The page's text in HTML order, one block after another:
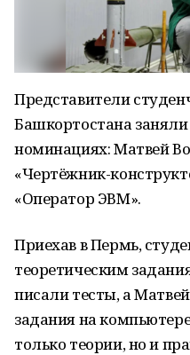
Представители
Башкортостана заняли
номинациях: Матвей
«Чертёжник-
«Оператор ЭВМ».
Приехав в Пермь,
теоретическим
писали тесты, а
задания на
только теории, но и